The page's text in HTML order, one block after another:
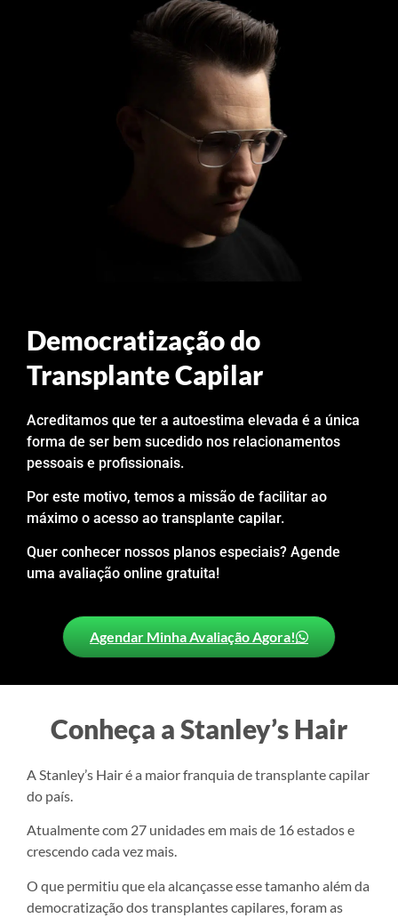
Democratização do
Transplante Capilar
Acreditamos que ter a autoestima elevada é a única
forma de ser bem sucedido nos relacionamentos
pessoais e profissionais.
Por este motivo, temos a missão de facilitar ao
máximo o acesso ao transplante capilar.
Quer conhecer nossos planos especiais? Agende
uma avaliação online gratuita!
Agendar Minha Avaliação Agora!
Conheça a Stanley’s Hair
A Stanley’s Hair é a maior franquia de transplante capilar
do país.
Atualmente com 27 unidades em mais de 16 estados e
crescendo cada vez mais.
O que permitiu que ela alcançasse esse tamanho além da
democratização dos transplantes capilares, foram as